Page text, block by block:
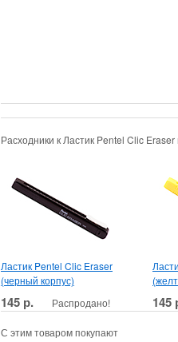
Расходники к Ластик Pentel Clic
Ластик Pentel Clic Eraser
(черный корпус)
145 р. Распродано! 145
С этим товаром покупают